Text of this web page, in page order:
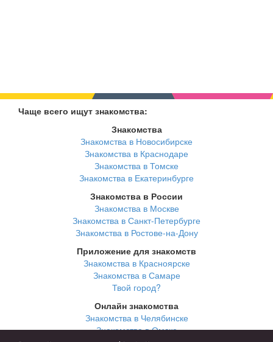
Чаще всего ищут знакомства:
Знакомства
Знакомства в Новосибирске
Знакомства в Краснодаре
Знакомства в Томске
Знакомства в Екатеринбурге
Знакомства в России
Знакомства в Москве
Знакомства в Санкт-Петербурге
Знакомства в Ростове-на-Дону
Приложение для знакомств
Знакомства в Красноярске
Знакомства в Самаре
Твой город?
Онлайн знакомства
Знакомства в Челябинске
Знакомства в Омске